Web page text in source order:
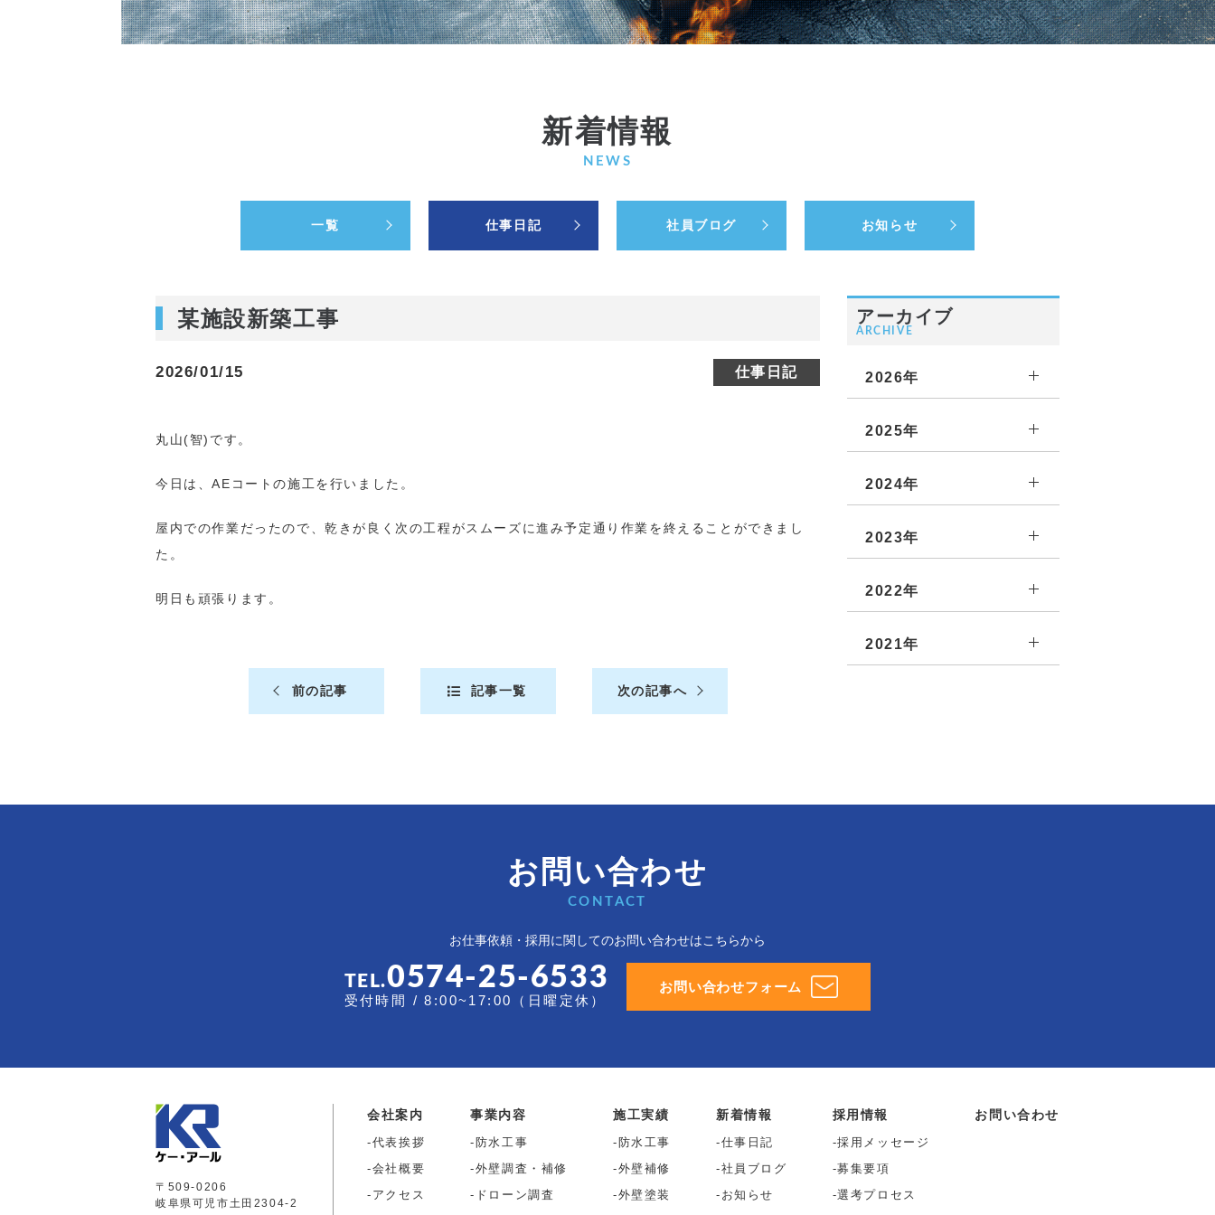
新着情報
NEWS
一覧 仕事日記 社員ブログ お知らせ
某施設新築工事
2026/01/15 仕事日記
丸山(智)です。
今日は、AEコートの施工を行いました。
屋内での作業だったので、乾きが良く次の工程がスムーズに進み予定通り作業を終えることができまし
た。
明日も頑張ります。
前の記事 記事一覧 次の記事へ
アーカイブ
ARCHIVE
2026年
2025年
2024年
2023年
2022年
2021年
お問い合わせ
CONTACT
お仕事依頼・採用に関してのお問い合わせはこちらから
TEL.0574-25-6533
受付時間 / 8:00~17:00（日曜定休）
お問い合わせフォーム
〒509-0206
岐阜県可児市土田2304-2
会社案内
代表挨拶
会社概要
アクセス
事業内容
防水工事
外壁調査・補修
ドローン調査
施工実績
防水工事
外壁補修
外壁塗装
新着情報
仕事日記
社員ブログ
お知らせ
採用情報
採用メッセージ
募集要項
選考プロセス
お問い合わせ